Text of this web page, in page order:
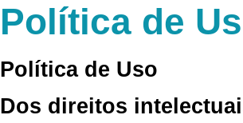
Política de
Política de Uso
Dos direitos